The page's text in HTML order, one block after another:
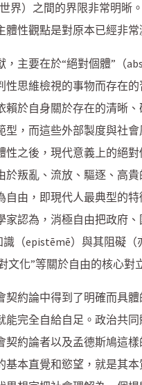
界）之間的界限非常明
性觀點是對原本已經非
主要在於“絕對個體”（
思維檢視的事物而存在
於自身關於存在的清晰
，而這些外部製度與社
之後，現代意義上的絕
於叛亂、流放、驅逐、
由，即現代人最典型的特
認為，消極自由把政府
識（epistēmē）與其阻礙（
文化”等關於自由的核心對
約論中得到了明確而具
完全自給自足。政治共
約論者以及孟德斯鳩這
本直覺和慾望，就是其